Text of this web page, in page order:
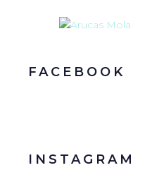
FACEBOOK
INSTAGRAM